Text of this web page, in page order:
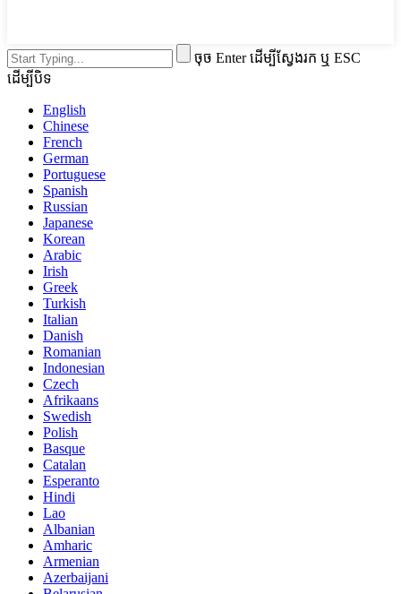
ចុច Enter ដើម្បីស្វែងរក ឬ ESC
ដើម្បីបិទ
English
Chinese
French
German
Portuguese
Spanish
Russian
Japanese
Korean
Arabic
Irish
Greek
Turkish
Italian
Danish
Romanian
Indonesian
Czech
Afrikaans
Swedish
Polish
Basque
Catalan
Esperanto
Hindi
Lao
Albanian
Amharic
Armenian
Azerbaijani